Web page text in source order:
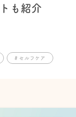
も紹介
# セルフケア